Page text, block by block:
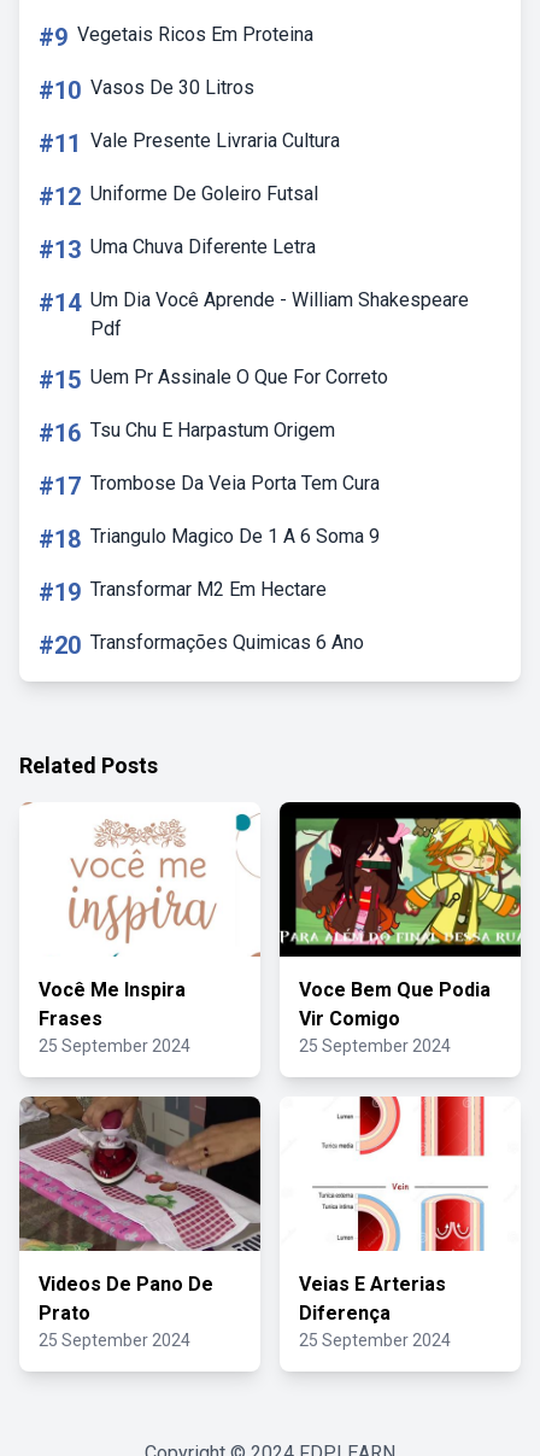
#9 Vegetais Ricos Em Proteina
#10 Vasos De 30 Litros
#11 Vale Presente Livraria Cultura
#12 Uniforme De Goleiro Futsal
#13 Uma Chuva Diferente Letra
#14 Um Dia Você Aprende - William Shakespeare
Pdf
#15 Uem Pr Assinale O Que For Correto
#16 Tsu Chu E Harpastum Origem
#17 Trombose Da Veia Porta Tem Cura
#18 Triangulo Magico De 1 A 6 Soma 9
#19 Transformar M2 Em Hectare
#20 Transformações Quimicas 6 Ano
Related Posts
Você Me Inspira
Frases
25 September 2024
Voce Bem Que Podia
Vir Comigo
25 September 2024
Videos De Pano De
Prato
25 September 2024
Veias E Arterias
Diferença
25 September 2024